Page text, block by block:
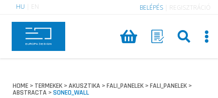
HU EN BELÉPÉS REGISZTRÁCIÓ
HOME > TERMEKEK >AKUSZTIKA >FALI_PANELEK >FALI_PANELEK >
ABSTRACTA >SONEO_WALL